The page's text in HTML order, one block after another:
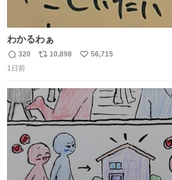
わかるわぁ
返
信
320
リ
ト
数
10,898
い
数
56,715
1日前